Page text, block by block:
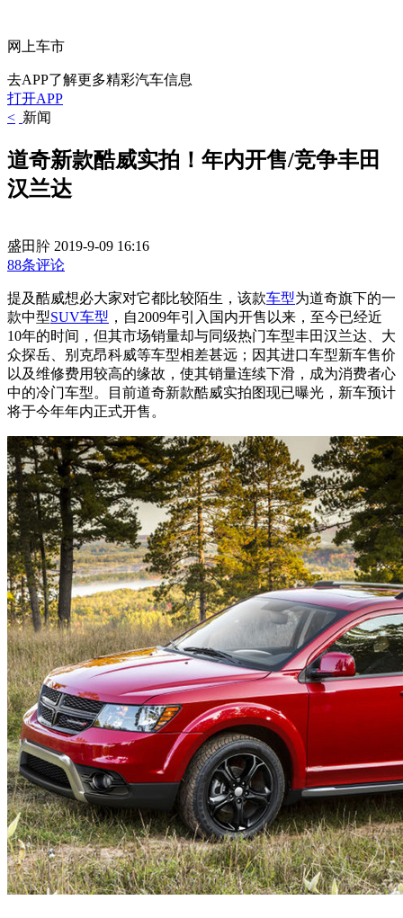
网上车市
去APP了解更多精彩汽车信息
打开APP
< 新闻
道奇新款酷威实拍！年内开售/竞争丰田
汉兰达
盛田肸 2019-9-09 16:16
88条评论
提及酷威想必大家对它都比较陌生，该款车型为道奇旗下的一
款中型SUV车型 ，自2009年引入国内开售以来，至今已经近
10年的时间，但其市场销量却与同级热门车型丰田汉兰达、大
众探岳、别克昂科威等车型相差甚远；因其进口车型新车售价
以及维修费用较高的缘故，使其销量连续下滑，成为消费者心
中的冷门车型。目前道奇新款酷威实拍图现已曝光，新车预计
将于今年年内正式开售。